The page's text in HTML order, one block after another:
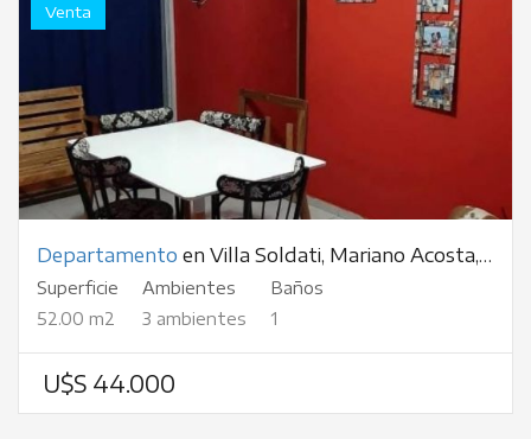
Venta
Departamento en Villa Soldati, Mariano Acosta, al 3500
Superficie
52.00 m2
Ambientes
3 ambientes
Baños
1
U$S 44.000